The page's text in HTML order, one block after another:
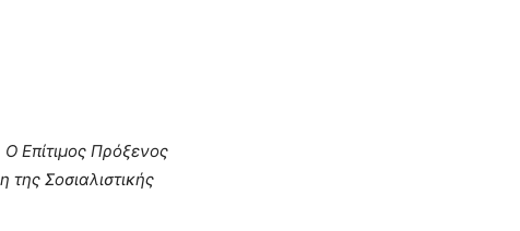
Ο Επίτιμος Πρόξενος
Σοσιαλιστικής